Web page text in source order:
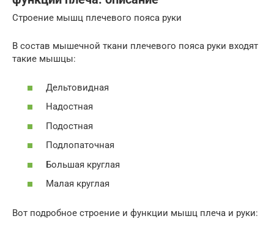
Строение мышц плечевого пояса руки
В состав мышечной ткани плечевого пояса руки входят
такие мышцы:
Дельтовидная
Надостная
Подостная
Подлопаточная
Большая круглая
Малая круглая
Вот подробное строение и функции мышц плеча и руки: